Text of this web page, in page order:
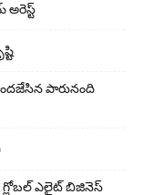
పారునంది
గ్లోబల్ ఎలైట్ బిజినెస్